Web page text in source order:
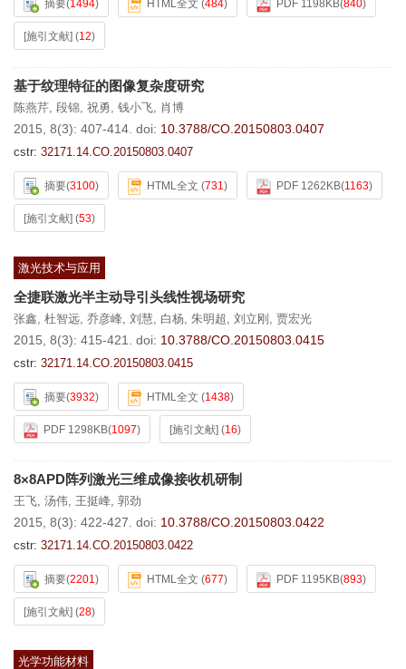
摘要(1494) HTML全文 (484) PDF 1198KB(840)
[施引文献] (12)
基于纹理特征的图像复杂度研究
陈燕芹, 段锦, 祝勇, 钱小飞, 肖博
2015, 8(3): 407-414. doi: 10.3788/CO.20150803.0407
cstr: 32171.14.CO.20150803.0407
摘要(3100) HTML全文 (731) PDF 1262KB(1163)
[施引文献] (53)
激光技术与应用
全捷联激光半主动导引头线性视场研究
张鑫, 杜智远, 乔彦峰, 刘慧, 白杨, 朱明超, 刘立刚 , 贾宏光
2015, 8(3): 415-421. doi: 10.3788/CO.20150803.0415
cstr: 32171.14.CO.20150803.0415
摘要(3932) HTML全文 (1438)
PDF 1298KB(1097) [施引文献] (16)
8×8APD阵列激光三维成像接收机研制
王飞, 汤伟, 王挺峰, 郭劲
2015, 8(3): 422-427. doi: 10.3788/CO.20150803.0422
cstr: 32171.14.CO.20150803.0422
摘要(2201) HTML全文 (677) PDF 1195KB(893)
[施引文献] (28)
光学功能材料